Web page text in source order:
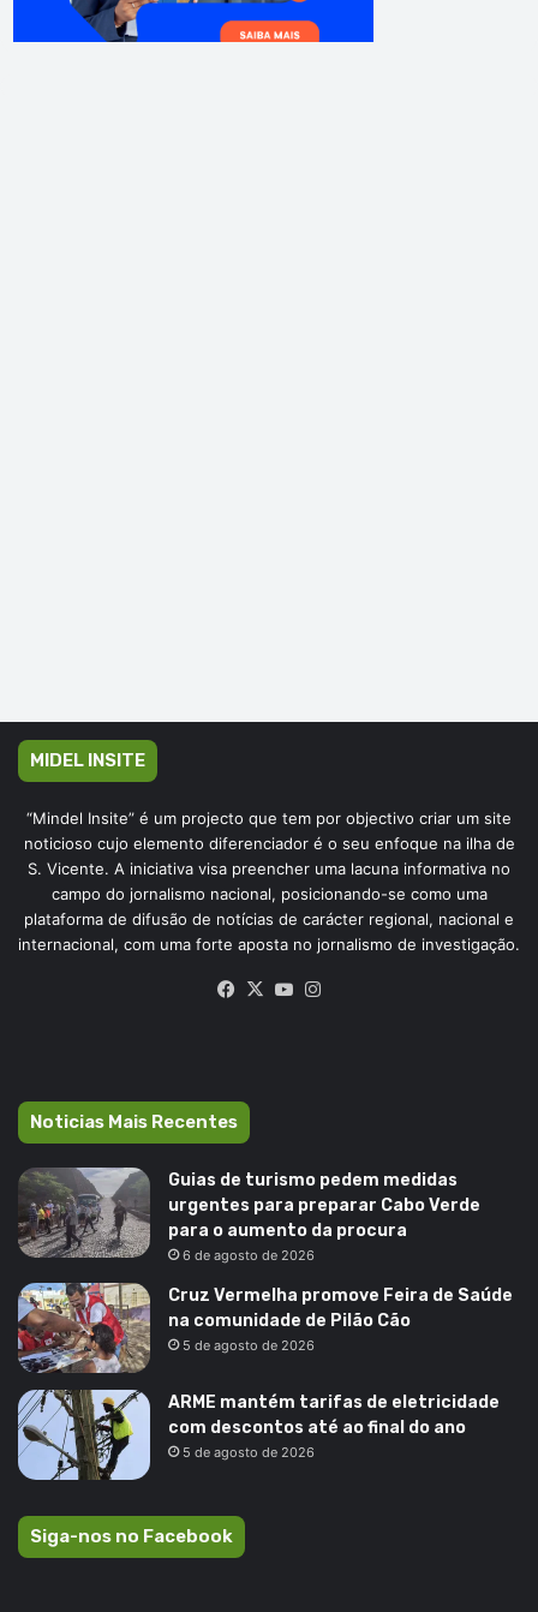
MIDEL INSITE
“Mindel Insite” é um projecto que tem por objectivo criar um site
noticioso cujo elemento diferenciador é o seu enfoque na ilha de
S. Vicente. A iniciativa visa preencher uma lacuna informativa no
campo do jornalismo nacional, posicionando-se como uma
plataforma de difusão de notícias de carácter regional, nacional e
internacional, com uma forte aposta no jornalismo de investigação.
Facebook
X YouTube
Noticias Mais Recentes
Guias de turismo pedem medidas
urgentes para preparar Cabo Verde
para o aumento da procura
6 de agosto de 2026
Cruz Vermelha promove Feira de Saúde
na comunidade de Pilão Cão
5 de agosto de 2026
ARME mantém tarifas de eletricidade
com descontos até ao final do ano
5 de agosto de 2026
Siga-nos no Facebook